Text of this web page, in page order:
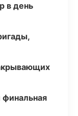
в день
финальная